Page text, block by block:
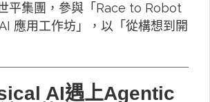
平集團，參與「Race to Robot
應用工作坊」，以「從構想到開
AI遇上Agentic